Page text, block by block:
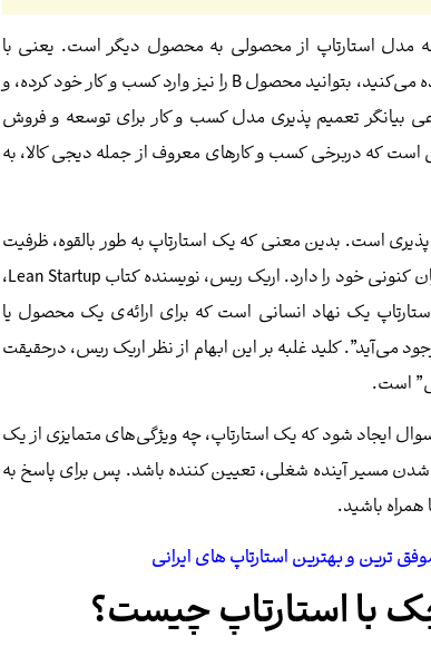
مدل استارتاپ از محصولی به محصول دیگر است. یعنی با
استفاده از همان مدلی که برای فروش محصول A استفاده می‌کنید، بتوانید محصول B را نیز وارد کسب و کار خود کرده، و
بیانگر تعمیم پذیری مدل کسب و کار برای توسعه و فروش
که دربرخی کسب و کارهای معروف از جمله دیجی کالا، به
است. بدین معنی که یک استارتاپ به طور بالقوه، ظرفیت
ارائه خدمات یا محصول خود به ۱۰ یا ۱۰۰ برابر تعداد مشتریان کنونی خود را دارد. اریک ریس، نویسنده کتاب Lean Startup،
یک نهاد انسانی است که برای ارائه‌ی یک محصول یا
می‌آید”. کلید غلبه بر این ابهام از نظر اریک ریس، درحقیقت
است.
ایجاد شود که یک استارتاپ، چه ویژگی‌های متمایزی از یک
مسیر آینده شغلی، تعیین کننده باشد. پس برای پاسخ به
باشید.
با استارتاپ چیست؟